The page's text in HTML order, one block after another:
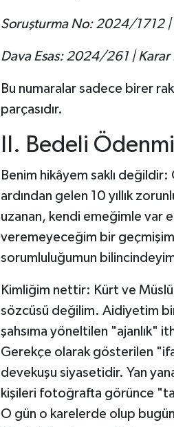
Soruşturma No: 2024/1712
Dava Esas: 2024/261 |
Bu numaralar sadece birer
parçasıdır.
II. Bedeli
Benim hikâyem saklı
ardından gelen 10 yıllık
uzanan, kendi emeğimle var
veremeyeceğim bir geçmişim
sorumluluğumun
Kimliğim nettir: Kürt ve
sözcüsü değilim. Aidiyetim
şahsıma yöneltilen "ajanlık"
Gerekçe olarak gösterilen
devekuşu siyasetidir. Yan
kişileri fotoğrafta görünce
O gün o karelerde olup